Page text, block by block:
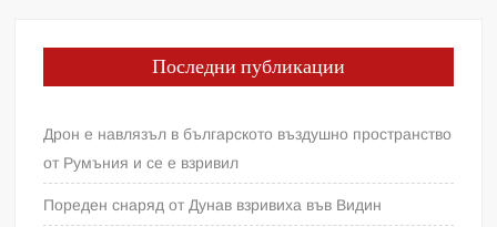
Последни публикации
Дрон е навлязъл в българското въздушно пространство
от Румъния и се е взривил
Пореден снаряд от Дунав взривиха във Видин